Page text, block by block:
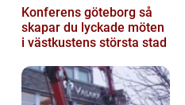
Konferens göteborg så
skapar du lyckade möten
i västkustens största stad